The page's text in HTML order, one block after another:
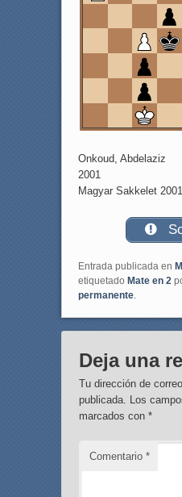
Onkoud, Abdelaziz
2001
Magyar Sakkelet 2001
Entrada publicada en
etiquetado Mate en 2
permanente.
Deja una
Tu dirección de
publicada. Los
marcados con *
Comentario *